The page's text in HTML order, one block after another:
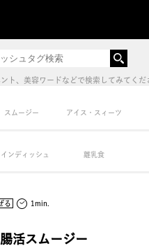
体験＆講座
8つの機能
オンラインストア
よくある質問
ト、美容ワードなどで検索してみてくだ
スムージー アイス・スィーツ
インディッシュ 離乳食
る 1min.
活スムージー